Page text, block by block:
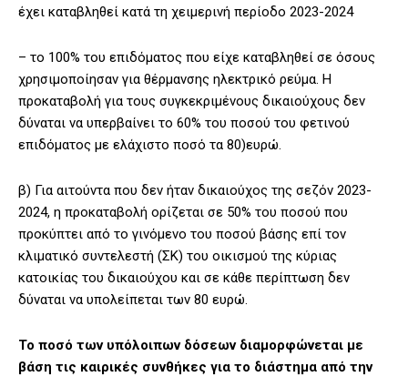
έχει καταβληθεί κατά τη χειμερινή περίοδο 2023-2024
– το 100% του επιδόματος που είχε καταβληθεί σε όσους
χρησιμοποίησαν για θέρμανσης ηλεκτρικό ρεύμα. Η
προκαταβολή για τους συγκεκριμένους δικαιούχους δεν
δύναται να υπερβαίνει το 60% του ποσού του φετινού
επιδόματος με ελάχιστο ποσό τα 80)ευρώ.
β) Για αιτούντα που δεν ήταν δικαιούχος της σεζόν 2023-
2024, η προκαταβολή ορίζεται σε 50% του ποσού που
προκύπτει από το γινόμενο του ποσού βάσης επί τον
κλιματικό συντελεστή (ΣΚ) του οικισμού της κύριας
κατοικίας του δικαιούχου και σε κάθε περίπτωση δεν
δύναται να υπολείπεται των 80 ευρώ.
Το ποσό των υπόλοιπων δόσεων διαμορφώνεται με
βάση τις καιρικές συνθήκες για το διάστημα από την